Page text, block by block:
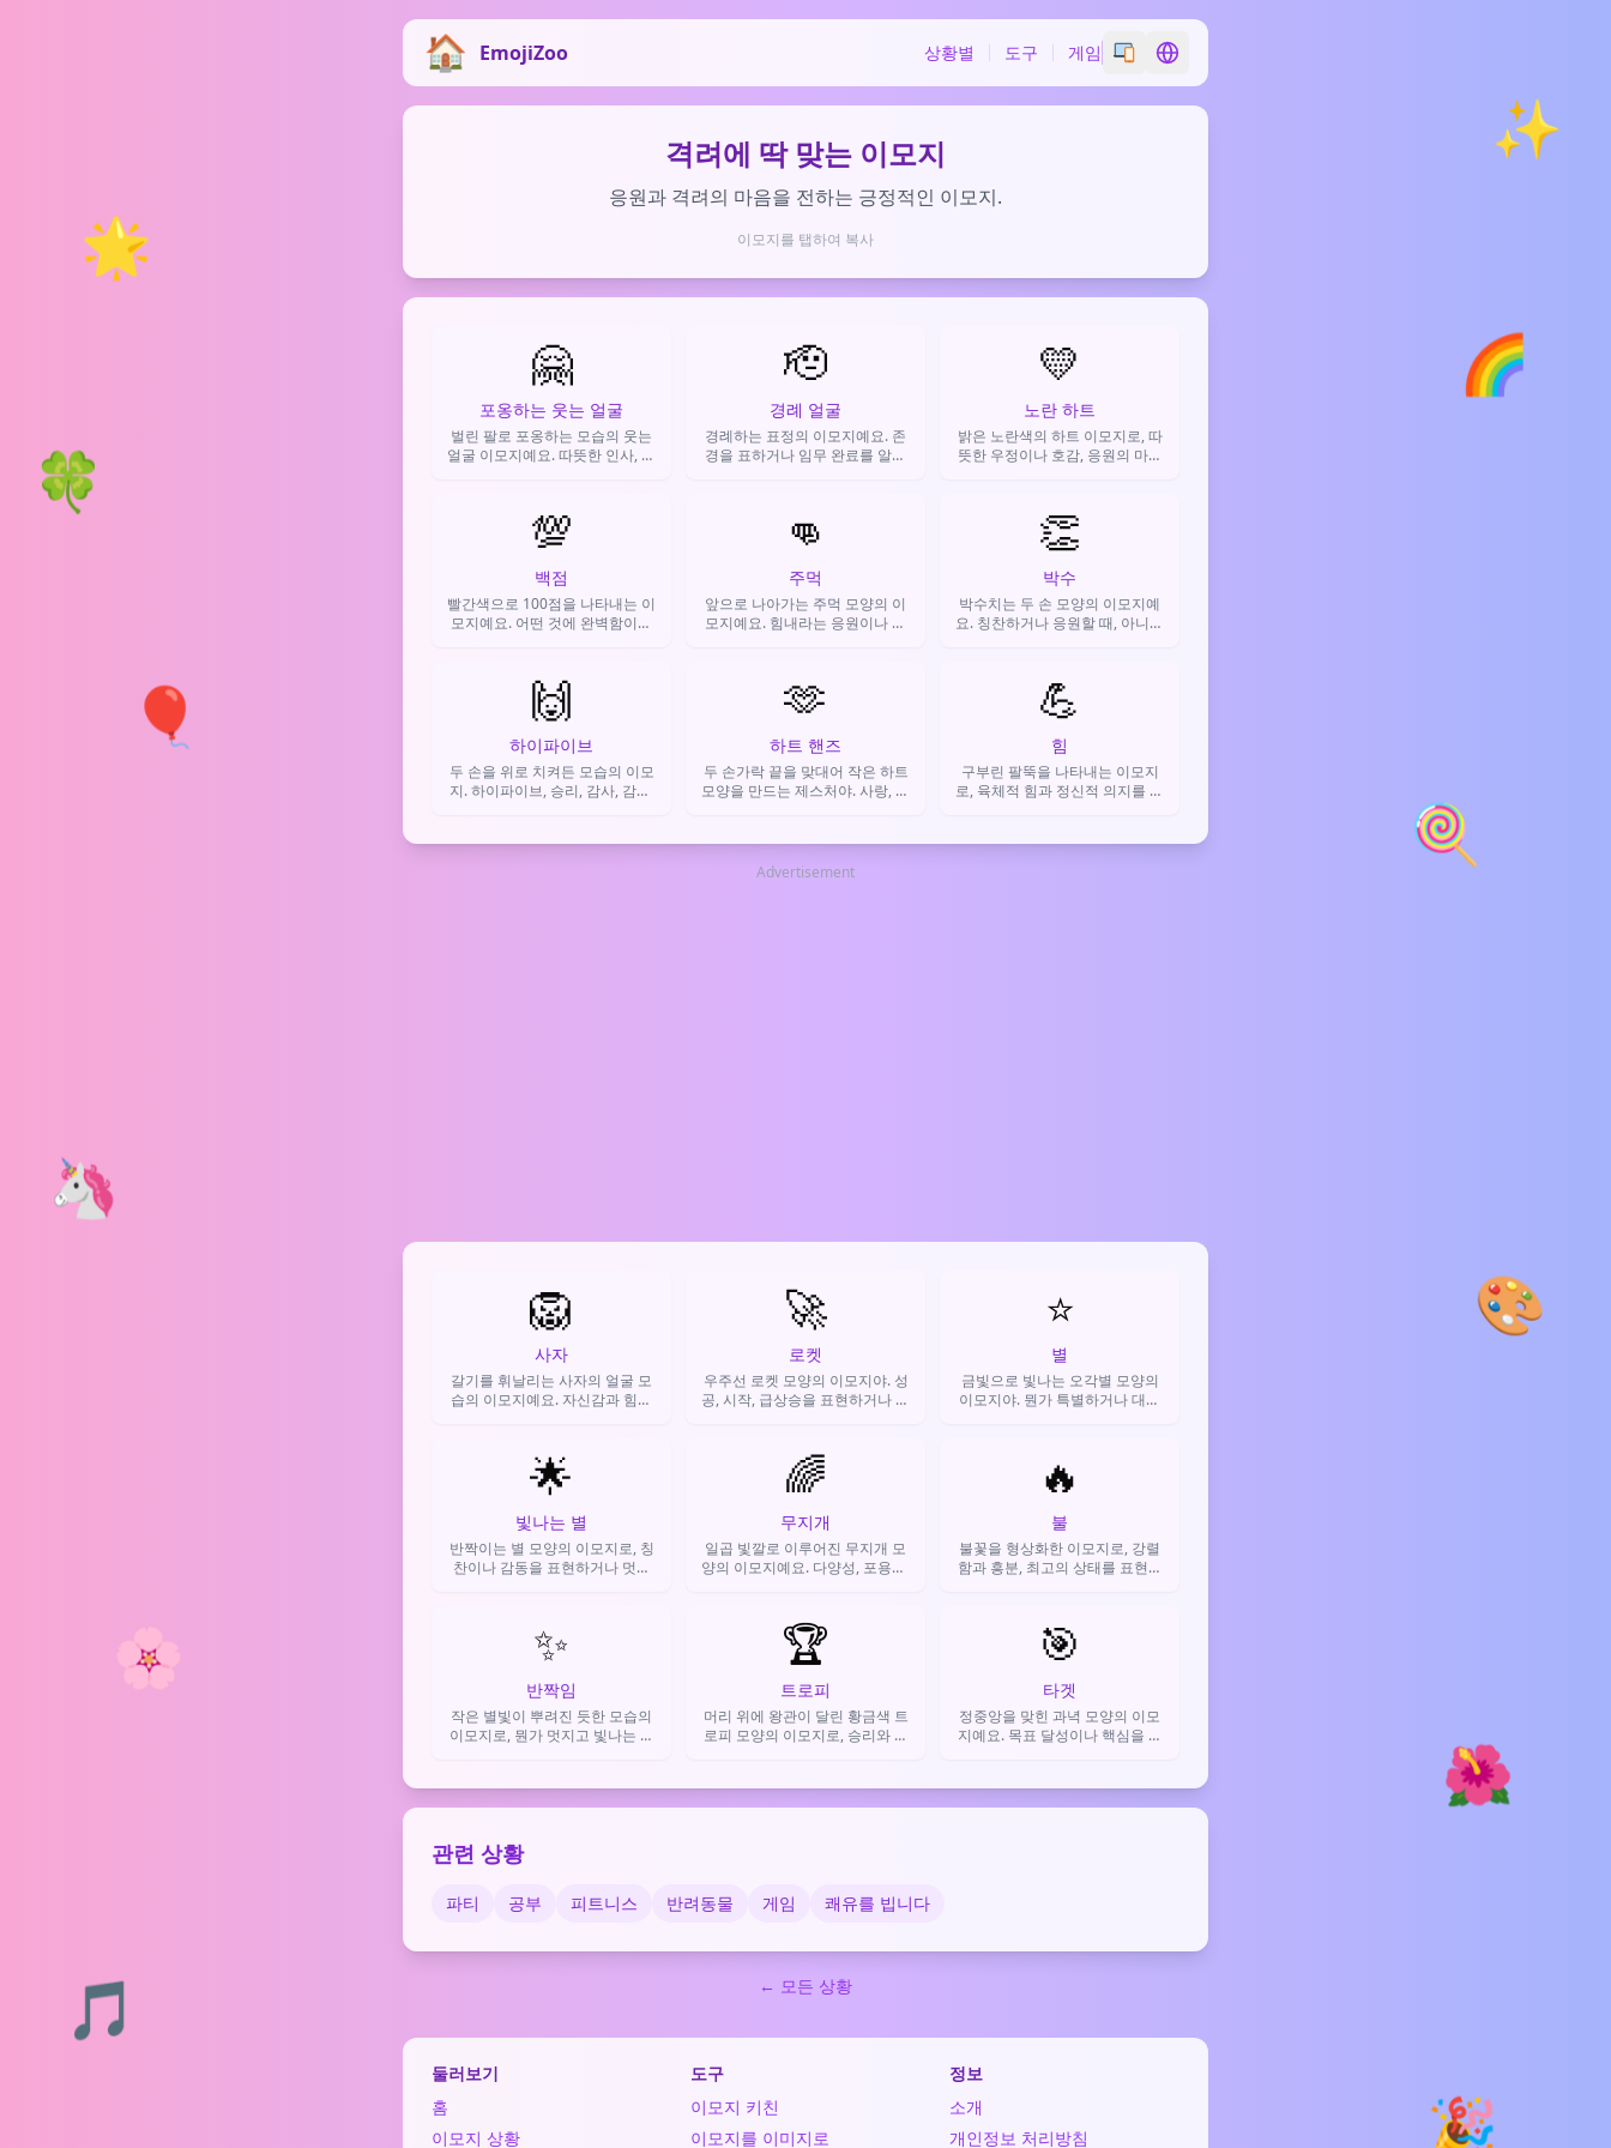
EmojiZoo 상황별 도구 게임 Switch emoji style
Switch language
🌟
🎈
🦄
🌸
🍀
🎵
🌈
🍭
🎨
🌺
✨
🎉
격려에 딱 맞는 이모지
응원과 격려의 마음을 전하는 긍정적인 이모지.
이모지를 탭하여 복사
🤗
포옹하는 웃는 얼굴
벌린 팔로 포옹하는 모습의 웃는
얼굴 이모지예요. 따뜻한 인사, 환
🫡
경례 얼굴
경례하는 표정의 이모지예요. 존
경을 표하거나 임무 완료를 알릴
💛
노란 하트
밝은 노란색의 하트 이모지로, 따
뜻한 우정이나 호감, 응원의 마음
💯
백점
빨간색으로 100점을 나타내는 이
모지예요. 어떤 것에 완벽함이나
👊
주먹
앞으로 나아가는 주먹 모양의 이
모지예요. 힘내라는 응원이나 단
👏
박수
박수치는 두 손 모양의 이모지예
요. 칭찬하거나 응원할 때, 아니면
🙌
하이파이브
두 손을 위로 치켜든 모습의 이모
지. 하이파이브, 승리, 감사, 감격,
🫶
하트 핸즈
두 손가락 끝을 맞대어 작은 하트
모양을 만드는 제스처야. 사랑, 감
💪
힘
구부린 팔뚝을 나타내는 이모지
로, 육체적 힘과 정신적 의지를 상
돼요.
Advertisement
🦁
사자
갈기를 휘날리는 사자의 얼굴 모
습의 이모지예요. 자신감과 힘을
🚀
로켓
우주선 로켓 모양의 이모지야. 성
공, 시작, 급상승을 표현하거나 다
⭐
별
금빛으로 빛나는 오각별 모양의
이모지야. 뭔가 특별하거나 대단
🌟
빛나는 별
반짝이는 별 모양의 이모지로, 칭
찬이나 감동을 표현하거나 멋진
🌈
무지개
일곱 빛깔로 이루어진 무지개 모
양의 이모지예요. 다양성, 포용성,
써요.
🔥
불
불꽃을 형상화한 이모지로, 강렬
함과 흥분, 최고의 상태를 표현할
✨
반짝임
작은 별빛이 뿌려진 듯한 모습의
이모지로, 뭔가 멋지고 빛나는 것
🏆
트로피
머리 위에 왕관이 달린 황금색 트
로피 모양의 이모지로, 승리와 성
뤘을 때 축하하는 용도로 쓰입니
다.
🎯
타겟
정중앙을 맞힌 과녁 모양의 이모
지예요. 목표 달성이나 핵심을 찌
관련 상황
파티 공부 피트니스 반려동물 게임 쾌유를 빕니다
← 모든 상황
둘러보기
홈
이모지 상황
도구
이모지 키친
이모지를 이미지로
정보
소개
개인정보 처리방침